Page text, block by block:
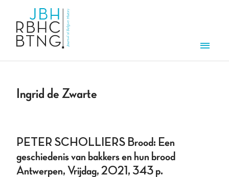
Ingrid de Zwarte
PETER SCHOLLIERS Brood: Een
geschiedenis van bakkers en hun brood
Antwerpen, Vrijdag, 2021, 343 p.